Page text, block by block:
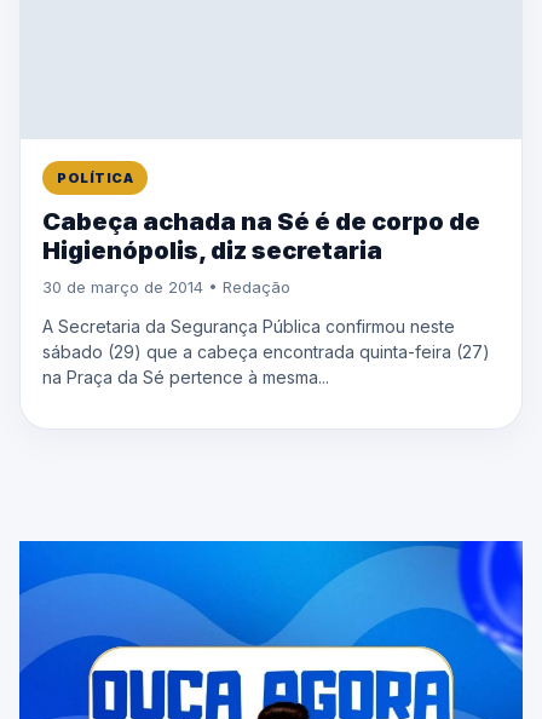
POLÍTICA
Cabeça achada na Sé é de corpo de
Higienópolis, diz secretaria
30 de março de 2014 • Redação
A Secretaria da Segurança Pública confirmou neste
sábado (29) que a cabeça encontrada quinta-feira (27)
na Praça da Sé pertence à mesma...